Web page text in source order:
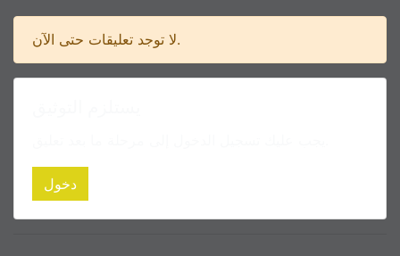
لا توجد تعليقات حتى الآن.
دخول